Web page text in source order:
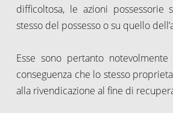
difficoltosa, le azioni possessorie
stesso del possesso o su quello
Esse sono pertanto
conseguenza che lo stesso
alla rivendicazione al fine di